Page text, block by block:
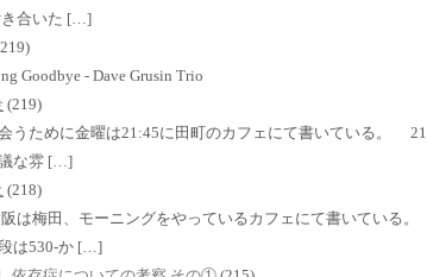
き合いた […]
Goodbye - Dave Grusin Trio
(219)
うために金曜は21:45に田町のカフェにて書いている。 21
な雰 […]
(218)
梅田、モーニングをやっているカフェにて書いている。
は530-か […]